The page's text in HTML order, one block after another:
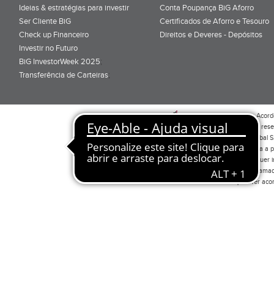
Ideias & estratégias para investir
Ser Cliente BiG
Check up Financeiro
Investir no Futuro
BiG InvestorWeek 2025;
Transferência de Carteiras;
Conta Poupança BiG Aforro
Certificados de Aforro e Tesouro
Direitos e Deveres - Depósitos
Por favor leia o
Todos os direitos
Investimento Global
CMVM autorizada a
CVM. Para qualquer
330 53 72/9
tarifário que tiver